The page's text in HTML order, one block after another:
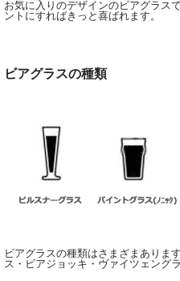
お気に入りのデザインのビアグラス
ントにすればきっと喜ばれます。
ビアグラスの種類
ビアグラスの種類はさまざまありま
ス・ビアジョッキ・ヴァイツェング